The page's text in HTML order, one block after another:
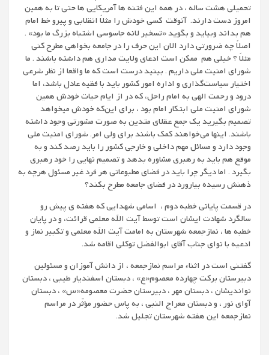
تحمیلی هشت ساله ، در همه این فتنه ها آمریکایی ها حتی تا به همین
امروز دست دارند. آنوقت کسی خودش را مثلاً انقلابی و پیرو خط امام
هم بداند وبیاید و بگوید «تسخیر لانه جاسوسی اشتباه بزرگ ما بود» .
اصلاً چه ضرورتی دارد الان این حرف را در جامعه بخواهی مطرح کنی
مثلاً ؟ خیلی هم ممکن است ادعای ولایت مداری هم داشته باشند . ما
شورای امنیت ملی داریم . بینید درست است که ما واقعا از نظر شرعی
اختیار سیاست‌گذاری و اداره امور کشور باید با فقیه عادل باشد، اما
درود و رحمت الهی به امام راحل، که در از ایام حیات خودش همین
شورای امنیت ملی ابتکار امام بود ، برای این‌که خودش میخواهد
تصمیم بگیرید یک جمع عقلای متدین به صورت مشورتی وجود داشته
باشند. اینها می‌خواهند کمک باشند برای ولی امر. شورای امنیت ملی
وجود دارد و مسائل مهم داخلی و خارجی کشور را باید رصد کند و به
موقع هم باید به رهبری مشاوره بدهد و تصمیم نهایی را خود رهبری
بگیرد . اما دیگر چرا باید در فضای مطبوعاتی هر فرد غیر مسئول هرچه به
ذهنش رسیده بیارورد در فضای جامعه مطرح بکند؟
در قسمت پایانی خطبه دوم ، اسامی شهدایی که هفته ی پیش رو
سالگرد شهادت ایشان است توسط آیت الله معلمی قرائت، و در پایان
خطبه ها ، نمازجمعه شهرستان به امامت آیت الله معلمی و تکبیر نماز و
ادعیه با نوای جناب آقای ابوالفضل توکلی اقامه شد.
گفتنی است در اثناء مراسم نمازجمعه ، از دانش آموزان و مسئولین
دبیرستان برکت چهارده معصوم«ع» ، دبستان اسفندیار طیبی ، دبستان
نواندیشان ، دبستان مهر ، دبیرستان حضرت معصومه«س» ، دبستان
آوای نور ، و دبستان معراج النبی ، به پاس حضور مؤثّر در مراسم
نمازجمعه این هفته شهرستان تجلیل شد.